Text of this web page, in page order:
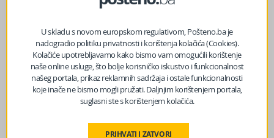
U skladu s novom europskom regulativom, Pošteno.ba je
nadogradio politiku privatnosti i korištenja kolačića (Cookies).
Kolačiće upotrebljavamo kako bismo vam omogućili korištenje
naše online usluge, što bolje korisničko iskustvo i funkcionalnost
našeg portala, prikaz reklamnih sadržaja i ostale funkcionalnosti
koje inače ne bismo mogli pružati. Daljnjim korištenjem portala,
suglasni ste s korištenjem kolačića.
PRIHVATI I ZATVORI